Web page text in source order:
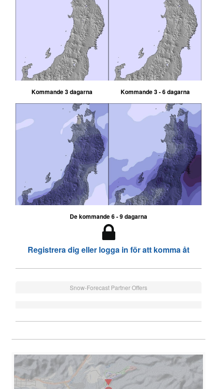
Kommande 3 dagarna Kommande 3 - 6 dagarna
De kommande 6 - 9 dagarna
Registrera dig eller logga in för att komma åt
Snow-Forecast Partner Offers